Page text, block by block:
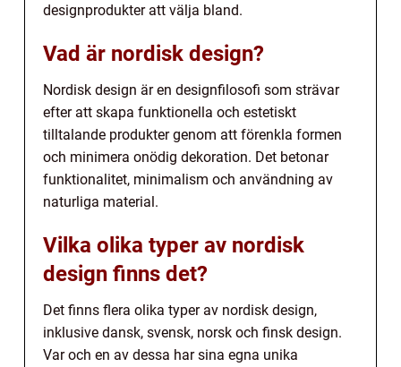
designprodukter att välja bland.
Vad är nordisk design?
Nordisk design är en designfilosofi som strävar
efter att skapa funktionella och estetiskt
tilltalande produkter genom att förenkla formen
och minimera onödig dekoration. Det betonar
funktionalitet, minimalism och användning av
naturliga material.
Vilka olika typer av nordisk
design finns det?
Det finns flera olika typer av nordisk design,
inklusive dansk, svensk, norsk och finsk design.
Var och en av dessa har sina egna unika